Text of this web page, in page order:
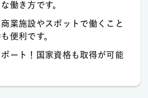
働き方です。
業施設やスポットで働くこと
便利です。
ート！国家資格も取得が可能